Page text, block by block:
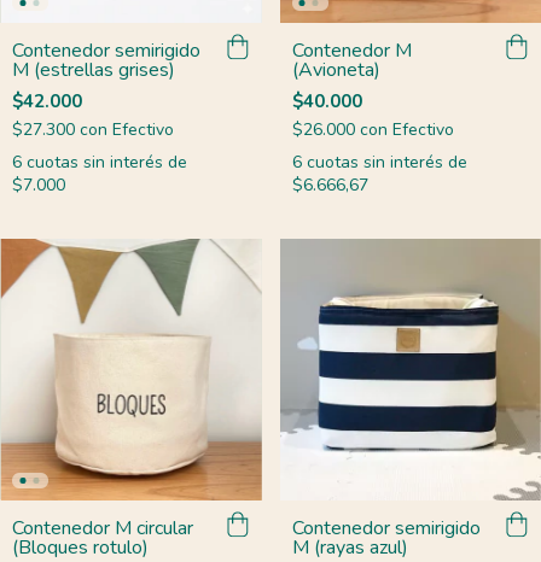
Contenedor semirigido
M (estrellas grises)
$42.000
$27.300 con Efectivo
6 cuotas sin interés de
$7.000
Contenedor M
(Avioneta)
$40.000
$26.000 con Efectivo
6 cuotas sin interés de
$6.666,67
Contenedor M circular
(Bloques rotulo)
Contenedor semirigido
M (rayas azul)